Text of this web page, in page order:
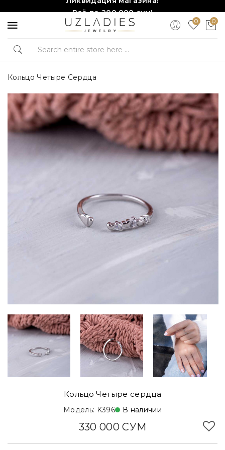
Всё по 200,000 сум!
Торопитесь, количество ограничено!❤️!0 0
Кольцо Четыре Сердца
Кольцо Четыре сердца
Модель: K396 В наличии
330 000 СУМ